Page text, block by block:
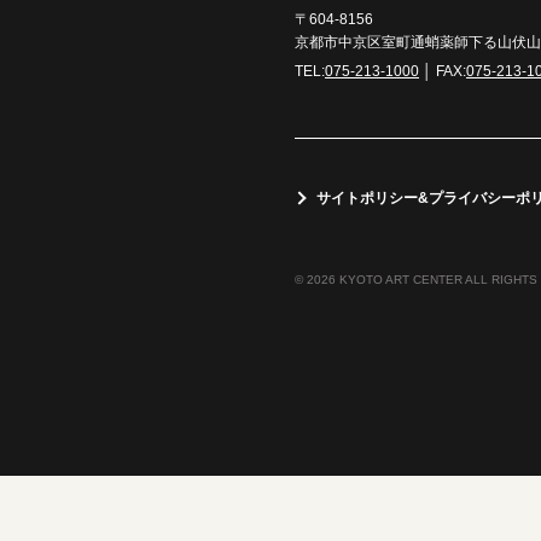
〒604-8156
京都市中京区室町通蛸薬師下る山伏
TEL:075-213-1000 │ FAX:075-213-
サイトポリシー&プライバシーポ
© 2026 KYOTO ART CENTER ALL RIGHTS